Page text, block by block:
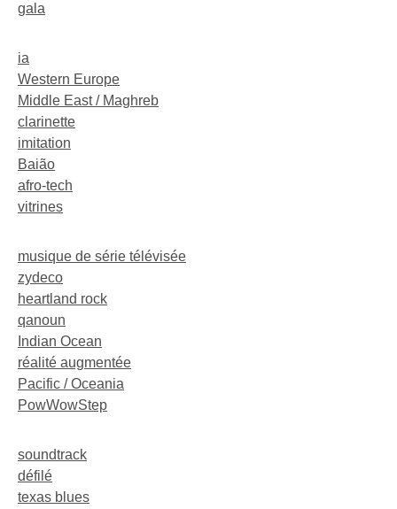
gala
ia
Western Europe
Middle East / Maghreb
clarinette
imitation
Baião
afro-tech
vitrines
musique de série télévisée
zydeco
heartland rock
qanoun
Indian Ocean
réalité augmentée
Pacific / Oceania
PowWowStep
soundtrack
défilé
texas blues